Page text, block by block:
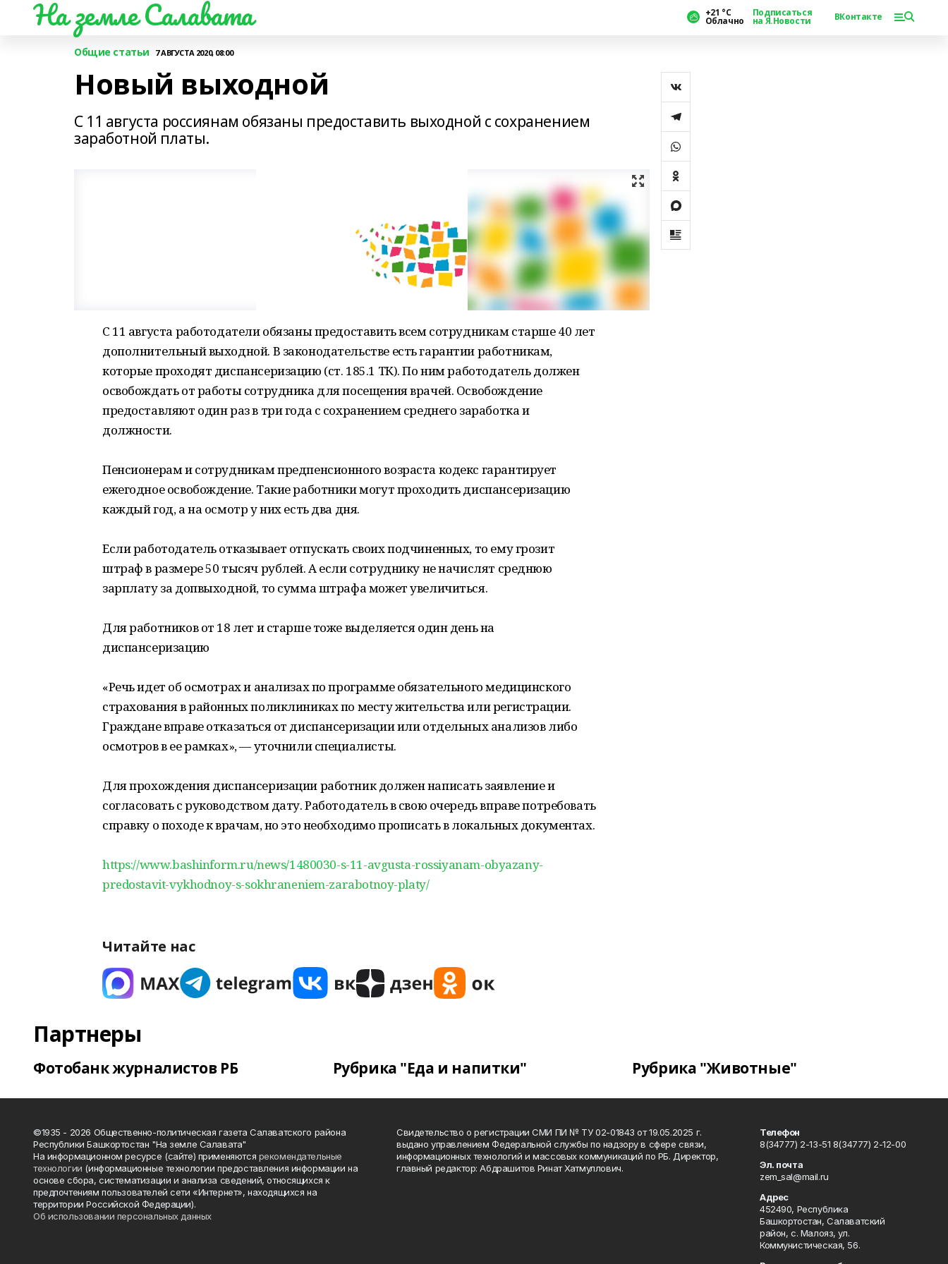
На земле Салавата +21 °С
Облачно
Подписаться
на Я.Новости ВКонтакте
Общие статьи 7 АВГУСТА 2020, 08:00
Новый выходной
С 11 августа россиянам обязаны предоставить выходной с сохранением
заработной платы.
С 11 августа работодатели обязаны предоставить всем сотрудникам старше 40 лет
дополнительный выходной. В законодательстве есть гарантии работникам,
которые проходят диспансеризацию (ст. 185.1 ТК). По ним работодатель должен
освобождать от работы сотрудника для посещения врачей. Освобождение
предоставляют один раз в три года с сохранением среднего заработка и
должности.
Пенсионерам и сотрудникам предпенсионного возраста кодекс гарантирует
ежегодное освобождение. Такие работники могут проходить диспансеризацию
каждый год, а на осмотр у них есть два дня.
Если работодатель отказывает отпускать своих подчиненных, то ему грозит
штраф в размере 50 тысяч рублей. А если сотруднику не начислят среднюю
зарплату за допвыходной, то сумма штрафа может увеличиться.
Для работников от 18 лет и старше тоже выделяется один день на
диспансеризацию
«Речь идет об осмотрах и анализах по программе обязательного медицинского
страхования в районных поликлиниках по месту жительства или регистрации.
Граждане вправе отказаться от диспансеризации или отдельных анализов либо
осмотров в ее рамках», — уточнили специалисты.
Для прохождения диспансеризации работник должен написать заявление и
согласовать с руководством дату. Работодатель в свою очередь вправе потребовать
справку о походе к врачам, но это необходимо прописать в локальных документах.
https://www.bashinform.ru/news/1480030-s-11-avgusta-rossiyanam-obyazany-
predostavit-vykhodnoy-s-sokhraneniem-zarabotnoy-platy/
Читайте нас
Партнеры
Фотобанк журналистов РБ Рубрика "Еда и напитки" Рубрика "Животные"
©1935 - 2026 Общественно-политическая газета Салаватского района
Республики Башкортостан "На земле Салавата"
На информационном ресурсе (сайте) применяются рекомендательные
технологии (информационные технологии предоставления информации на
основе сбора, систематизации и анализа сведений, относящихся к
предпочтениям пользователей сети «Интернет», находящихся на
территории Российской Федерации).
Об использовании персональных данных
Свидетельство о регистрации СМИ ПИ № ТУ 02-01843 от 19.05.2025 г.
выдано управлением Федеральной службы по надзору в сфере связи,
информационных технологий и массовых коммуникаций по РБ. Директор,
главный редактор: Абдрашитов Ринат Хатмуллович.
Телефон
8(34777) 2-13-51 8(34777) 2-12-00
Эл. почта
zem_sal@mail.ru
Адрес
452490, Республика
Башкортостан, Салаватский
район, с. Малояз, ул.
Коммунистическая, 56.